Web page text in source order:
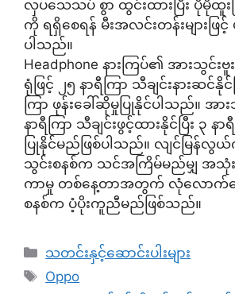
လှပသေသပ် စွာ ထွင်းထားပြီး ပိုမိုထူး
ကို ရရှိစေရန် မီးအလင်းတန်းများဖြင့်
ပါသည်။
Headphone နားကြပ်၏ အားသွင်
ရုံဖြင့် ၂၅ နာရီကြာ သီချင်းနားဆင်နိုင်
ကြာ ဖုန်းခေါ်ဆိုမှုပြုနိုင်ပါသည်။ အာ
နာရီကြာ သီချင်းဖွင့်ထားနိုင်ပြီး ၃ နာ
ပြုနိုင်မည်ဖြစ်ပါသည်။ လျင်မြန်လွ
သွင်းစနစ်က သင်အကြိမ်မည်မျှ အသုံး
ကာမှု တစ်နေ့တာအတွက် လုံလောက်သ
စနစ်က ပံ့ပိုးကူညီမည်ဖြစ်သည်။
Categories
သတင်းနှင့်ဆောင်းပါးများ
Tags
Oppo